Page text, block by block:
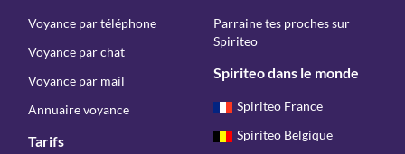
Voyance par téléphone
Voyance par chat
Voyance par mail
Annuaire voyance
Tarifs
Parraine tes proches sur
Spiriteo
Spiriteo dans le monde
Spiriteo France
Spiriteo Belgique